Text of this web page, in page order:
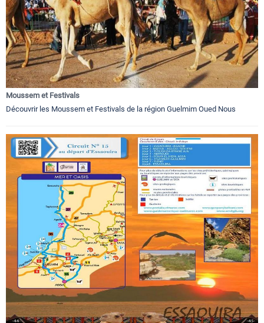
Moussem et Festivals
Découvrir les Moussem et Festivals de la région Guelmim Oued Nous